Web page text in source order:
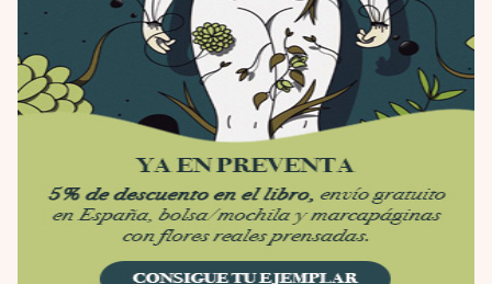
Possession
Por: Luar
Se llama la posesión en castellano, está …
Por: Mariano
Una película normalita, nada del otro mun …
Obsession